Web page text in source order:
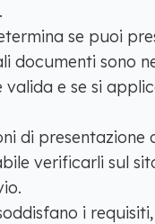
se puoi
documenti sono
e se si
di presentazione
verificarli sul
i